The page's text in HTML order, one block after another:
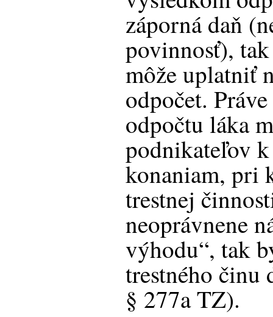
záporná daň
povinnosť),
môže uplatniť
odpočet.
odpočtu láka
podnikateľov
konaniam, pri
trestnej
neoprávnene
výhodu“, tak
trestného činu
§ 277a TZ).